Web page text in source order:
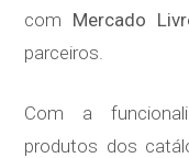
com Mercado
parceiros.
Com a
produtos dos